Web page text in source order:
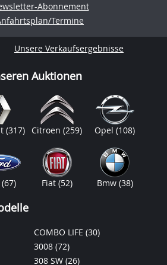
Abonnement
Termine
Unsere Verkaufsergebnisse
Auktionen
(317) Citroen(259) Opel(108)
(67) Fiat (52) Bmw (38)
COMBO LIFE (30)
3008 (72)
308 SW (26)